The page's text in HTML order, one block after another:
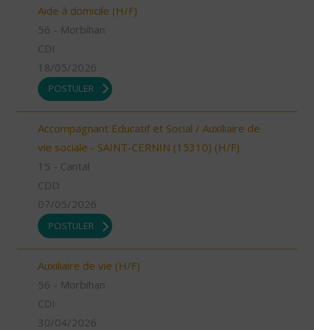
Aide à domicile (H/F)
56 - Morbihan
CDI
18/05/2026
POSTULER
Accompagnant Educatif et Social / Auxiliaire de
vie sociale - SAINT-CERNIN (15310) (H/F)
15 - Cantal
CDD
07/05/2026
POSTULER
Auxiliaire de vie (H/F)
56 - Morbihan
CDI
30/04/2026